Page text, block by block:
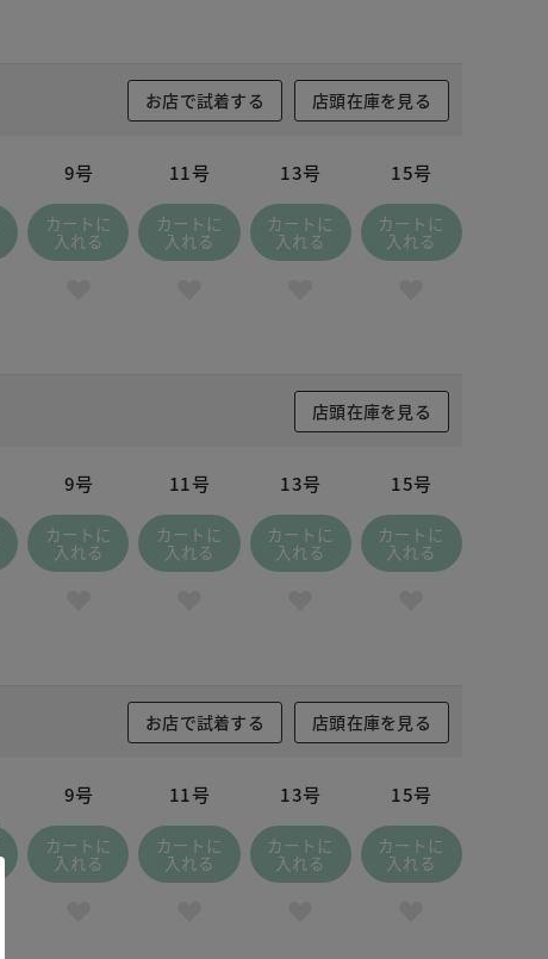
お店で試着する 店頭在庫を見る
9号
カートに
入れる
11号
カートに
入れる
13号
カートに
入れる
15号
カートに
入れる
店頭在庫を見る
9号
カートに
入れる
11号
カートに
入れる
13号
カートに
入れる
15号
カートに
入れる
お店で試着する 店頭在庫を見る
9号
カートに
入れる
11号
カートに
入れる
13号
カートに
入れる
15号
カートに
入れる